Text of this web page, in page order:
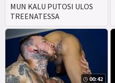
MUN KALU PUTOSI ULOS
TREENATESSA
ROTUJENVÄLINEN
RASVAA
JULKINEN
00:42